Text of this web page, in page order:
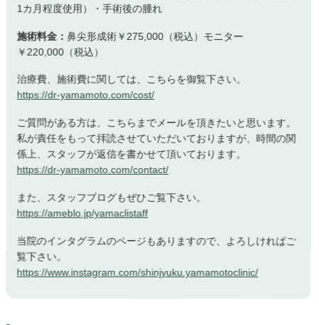
1カ月程度使用）・手術後の腫れ
施術料金： 鼻尖形成術￥275,000（税込）モニター
￥220,000（税込）
治療費、施術費に関しては、こちらを御覧下さい。
https://dr-yamamoto.com/cost/
ご質問がある方は、こちらまでメールを頂きたいと思います。
私が責任をもって拝読させていただいておりますが、時間の関
係上、スタッフが返信を書かせて頂いております。
https://dr-yamamoto.com/contact/
また、スタッフブログもぜひご覧下さい。
https://ameblo.jp/yamaclistaff
当院のインタグラムのページもありますので、よろしければご
覧下さい。
https://www.instagram.com/shinjyuku.yamamotoclinic/